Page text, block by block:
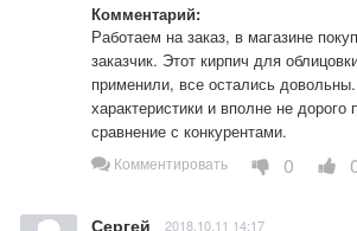
Комментарий:
Работаем на заказ, в магазине
заказчик. Этот кирпич для
применили, все остались
характеристики и вполне не дорого
сравнение с конкурентами.
Комментировать 0
Сергей 2018.10.11 14:17